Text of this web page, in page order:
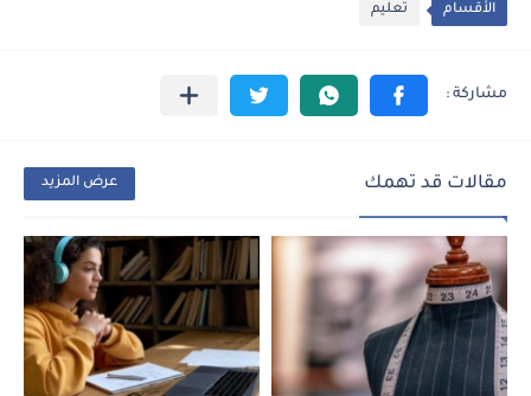
الأقسام تعليم
مقالات قد تهمك عرض المزيد